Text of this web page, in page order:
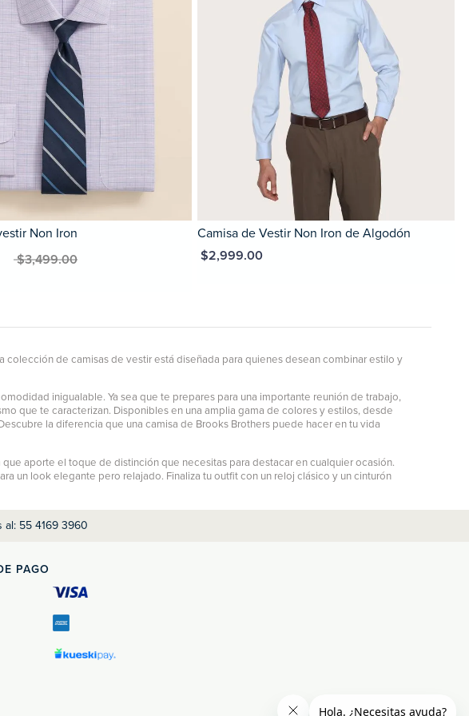
Non Iron
$3,499.00
Camisa de Vestir Non Iron de Algodón
MXN $2,999.00
de camisas de vestir está diseñada para quienes desean combinar estilo y
inigualable. Ya sea que te prepares para una importante reunión de trabajo,
que te caracterizan. Disponibles en una amplia gama de colores y estilos, desde
la diferencia que una camisa de Brooks Brothers puede hacer en tu vida
aporte el toque de distinción que necesitas para destacar en cualquier ocasión.
un look elegante pero relajado. Finaliza tu outfit con un reloj clásico y un cinturón
al: 55 4169 3960
PAGO